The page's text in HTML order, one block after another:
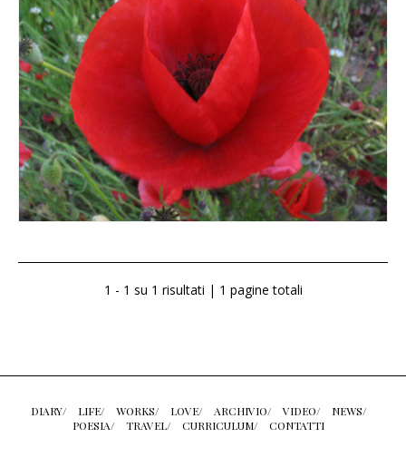
1 - 1 su 1 risultati | 1 pagine totali
DIARY/ LIFE/ WORKS/ LOVE/ ARCHIVIO/ VIDEO/
NEWS/
POESIA/
TRAVEL/ CURRICULUM/ CONTATTI